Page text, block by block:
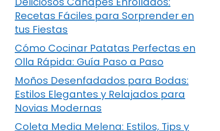
Recetas Fáciles para Sorprender en
tus Fiestas
Cómo Cocinar Patatas Perfectas en
Olla Rápida: Guía Paso a Paso
Moños Desenfadados para Bodas:
Estilos Elegantes y Relajados para
Novias Modernas
Coleta Media Melena: Estilos, Tips y